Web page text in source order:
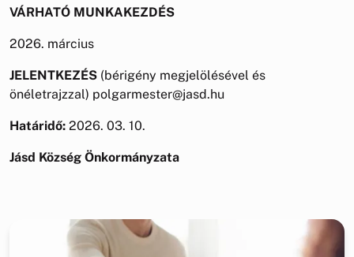
VÁRHATÓ MUNKAKEZDÉS
2026. március
JELENTKEZÉS (bérigény megjelölésével és
önéletrajzzal) polgarmester@jasd.hu
Határidő: 2026. 03. 10.
Jásd Község Önkormányzata